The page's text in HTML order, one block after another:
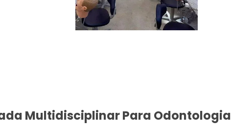
Multidisciplinar Para Odontologia